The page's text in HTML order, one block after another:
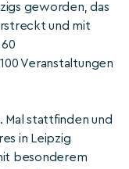
geworden, das
und mit
Veranstaltungen
Mal stattfinden und
in Leipzig
besonderem